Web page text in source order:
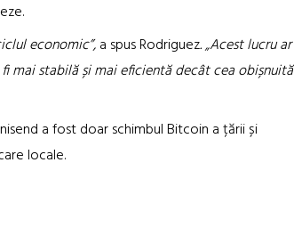
economic”,a spus Rodriguez. „Acest lucru ar
mai stabilă și mai eficientă decât cea obișnuită
a fost doar schimbul Bitcoin a țării și
locale.